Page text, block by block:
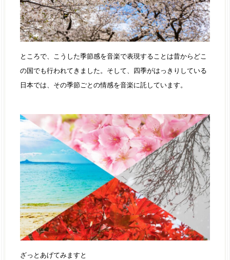
ところで、こうした季節感を音楽で表現することは昔からどこ
の国でも行われてきました。そして、四季がはっきりしている
日本では、その季節ごとの情感を音楽に託しています。
ざっとあげてみますと